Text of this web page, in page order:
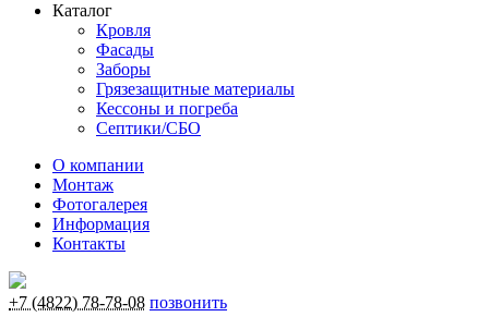
Каталог
Кровля
Фасады
Заборы
Грязезащитные материалы
Кессоны и погреба
Септики/СБО
О компании
Монтаж
Фотогалерея
Информация
Контакты
+7 (4822) 78-78-08 позвонить